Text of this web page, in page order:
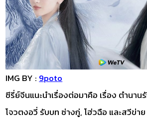
IMG BY :9poto
ซีรี่ย์จีนแนะนำเรื่องต่อมาคือ เรื่อง ตำนา
โจวตงอวี่ รับบท ซ่างกู่, โฮ่วฉือ และสวีข่า